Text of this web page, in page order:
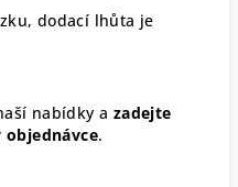
dodací lhůta je
nabídky a zadejte
.